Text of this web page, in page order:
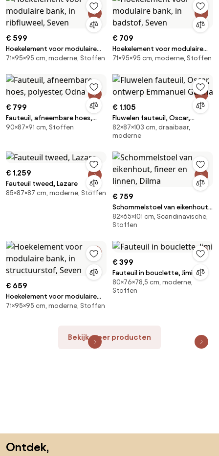
€ 599
Hoekelement voor modulaire
bank, in ribfluweel, Seven
71×95×95 cm, moderne, Stoffen
€ 709
Hoekelement voor modulaire
bank, in badstof, Seven
71×95×95 cm, moderne, Stoffen
€ 799
Fauteuil, afneembare hoes,
polyester, Odna
90×87×91 cm, Stoffen
€ 1.105
Fluwelen fauteuil, Oscar,
ontwerp Emmanuel Gallina
82×87×103 cm, draaibaar,
moderne
€ 1.259
Fauteuil tweed, Lazare
85×87×87 cm, moderne, Stoffen
€ 759
Schommelstoel van eikenhout,
fineer en linnen, Dilma
82×65×101 cm, Scandinavische,
Stoffen
€ 659
Hoekelement voor modulaire
bank, in structuurstof, Seven
71×95×95 cm, moderne, Stoffen
€ 399
Fauteuil in bouclette, Jimi
80×76×78,5 cm, moderne,
Stoffen
Bekijk meer producten
Ontdek,